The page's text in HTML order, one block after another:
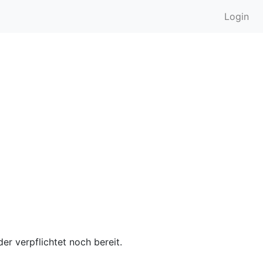
Login
verpflichtet noch bereit.